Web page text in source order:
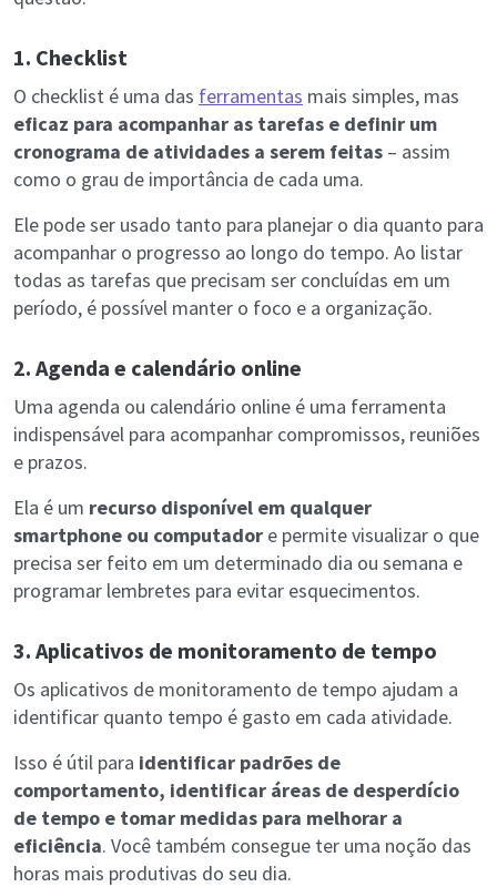
1. Checklist
O checklist é uma das ferramentas mais simples, mas
eficaz para acompanhar as tarefas e definir um
cronograma de atividades a serem feitas – assim
como o grau de importância de cada uma.
Ele pode ser usado tanto para planejar o dia quanto para
acompanhar o progresso ao longo do tempo. Ao listar
todas as tarefas que precisam ser concluídas em um
período, é possível manter o foco e a organização.
2. Agenda e calendário online
Uma agenda ou calendário online é uma ferramenta
indispensável para acompanhar compromissos, reuniões
e prazos.
Ela é um recurso disponível em qualquer
smartphone ou computador e permite visualizar o que
precisa ser feito em um determinado dia ou semana e
programar lembretes para evitar esquecimentos.
3. Aplicativos de monitoramento de tempo
Os aplicativos de monitoramento de tempo ajudam a
identificar quanto tempo é gasto em cada atividade.
Isso é útil para identificar padrões de
comportamento, identificar áreas de desperdício
de tempo e tomar medidas para melhorar a
eficiência. Você também consegue ter uma noção das
horas mais produtivas do seu dia.